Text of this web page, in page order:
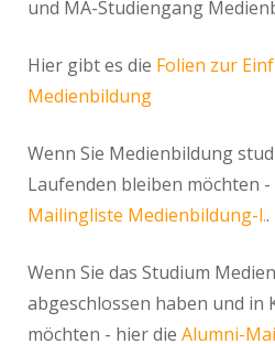
und MA-Studiengang
Hier gibt es die Folien zur
Medienbildung
Wenn Sie Medienbildung
Laufenden bleiben möchten
Mailingliste Medienbildung-l..
Wenn Sie das Studium
abgeschlossen haben und in
möchten - hier die Alumni-